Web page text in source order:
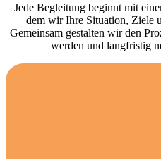
Jede Begleitung beginnt mit
dem wir Ihre Situation, Ziele
Gemeinsam gestalten wir den
werden und langfristig